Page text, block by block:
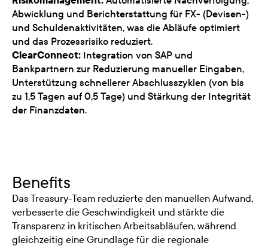
Abwicklung und Berichterstattung für FX- (Devisen-)
und Schuldenaktivitäten, was die Abläufe optimiert
und das Prozessrisiko reduziert.
ClearConnect: Integration von SAP und
Bankpartnern zur Reduzierung manueller Eingaben,
Unterstützung schnellerer Abschlusszyklen (von bis
zu 1,5 Tagen auf 0,5 Tage) und Stärkung der Integrität
der Finanzdaten.
Benefits
Das Treasury-Team reduzierte den manuellen Aufwand,
verbesserte die Geschwindigkeit und stärkte die
Transparenz in kritischen Arbeitsabläufen, während
gleichzeitig eine Grundlage für die regionale